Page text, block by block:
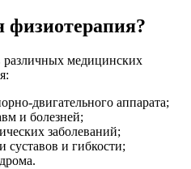
физиотерапия?
различных медицинских
двигательного аппарата;
и болезней;
заболеваний;
и гибкости;